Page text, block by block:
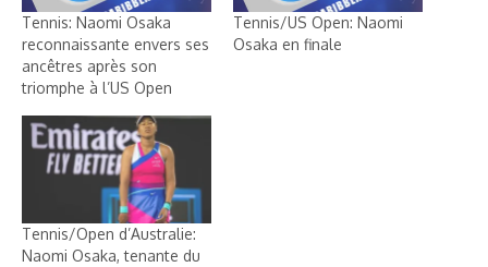
Tennis: Naomi Osaka
reconnaissante envers ses
ancêtres après son
triomphe à l’US Open
Tennis/US Open: Naomi
Osaka en finale
Tennis/Open d’Australie:
Naomi Osaka, tenante du